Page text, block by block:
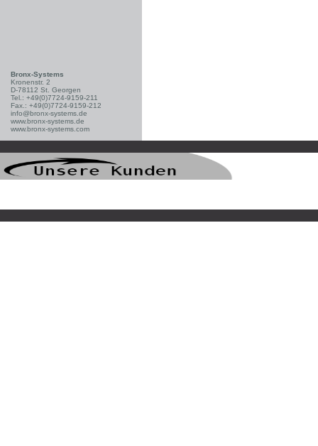
Bronx-Systems
Kronenstr. 2
D-78112 St. Georgen
Tel.: +49(0)7724-9159-211
Fax.: +49(0)7724-9159-212
info@bronx-systems.de
www.bronx-systems.de
www.bronx-systems.com